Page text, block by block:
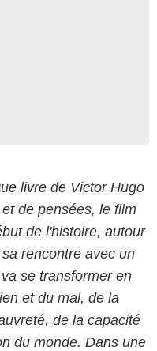
livre de Victor Hugo
de pensées, le film
de l'histoire, autour
rencontre avec un
se transformer en
et du mal, de la
de la capacité
du monde. Dans une